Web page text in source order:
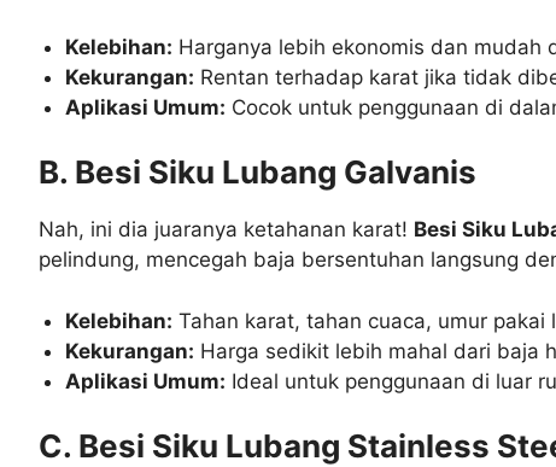
Kelebihan: Harganya lebih ekonomis dan mudah
Kekurangan: Rentan terhadap karat jika tidak
Aplikasi Umum: Cocok untuk penggunaan di
B. Besi Siku Lubang Galvanis
Nah, ini dia juaranya ketahanan karat! Besi Siku
pelindung, mencegah baja bersentuhan langsung
Kelebihan: Tahan karat, tahan cuaca, umur pakai
Kekurangan: Harga sedikit lebih mahal dari baja
Aplikasi Umum: Ideal untuk penggunaan di luar
C. Besi Siku Lubang Stainless